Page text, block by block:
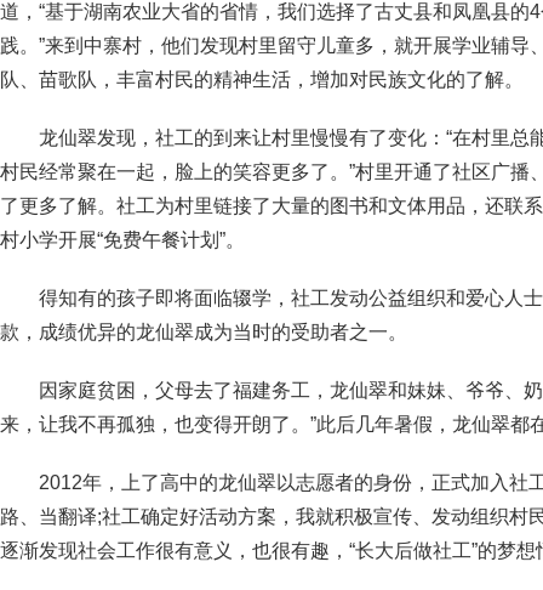
道，“基于湖南农业大省的省情，我们选择了古丈县和凤凰县的
践。”来到中寨村，他们发现村里留守儿童多，就开展学业辅导
队、苗歌队，丰富村民的精神生活，增加对民族文化的了解。
龙仙翠发现，社工的到来让村里慢慢有了变化：“在村里总
村民经常聚在一起，脸上的笑容更多了。”村里开通了社区广播
了更多了解。社工为村里链接了大量的图书和文体用品，还联
村小学开展“免费午餐计划”。
得知有的孩子即将面临辍学，社工发动公益组织和爱心人
款，成绩优异的龙仙翠成为当时的受助者之一。
因家庭贫困，父母去了福建务工，龙仙翠和妹妹、爷爷、
来，让我不再孤独，也变得开朗了。”此后几年暑假，龙仙翠都
2012年，上了高中的龙仙翠以志愿者的身份，正式加入社
路、当翻译;社工确定好活动方案，我就积极宣传、发动组织村
逐渐发现社会工作很有意义，也很有趣，“长大后做社工”的梦